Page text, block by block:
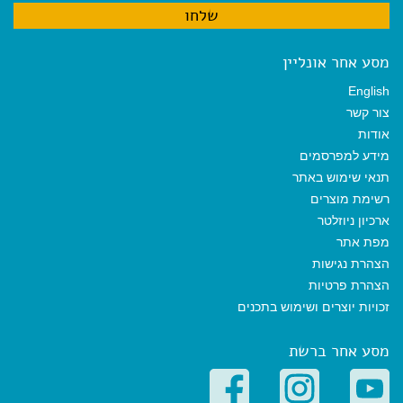
מסע אחר אונליין
English
צור קשר
אודות
מידע למפרסמים
תנאי שימוש באתר
רשימת מוצרים
ארכיון ניוזלטר
מפת אתר
הצהרת נגישות
הצהרת פרטיות
זכויות יוצרים ושימוש בתכנים
מסע אחר ברשת